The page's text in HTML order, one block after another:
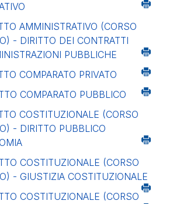
AMMINISTRATIVO (CORSO
- DIRITTO DEI CONTRATTI
PUBBLICHE
COMPARATO PRIVATO
COMPARATO PUBBLICO
COSTITUZIONALE (CORSO
- DIRITTO PUBBLICO
COSTITUZIONALE (CORSO
- GIUSTIZIA COSTITUZIONALE
COSTITUZIONALE (CORSO